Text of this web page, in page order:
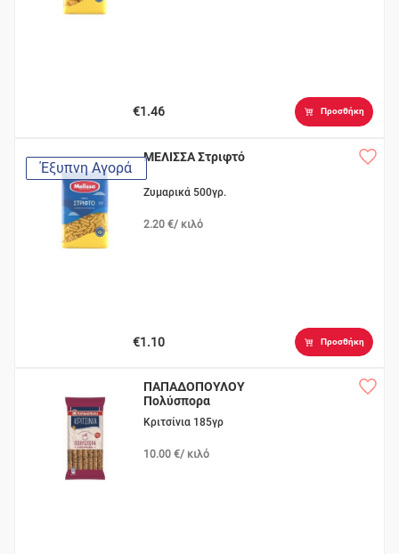
€1.46 Προσθήκη
Έξυπνη Αγορά
ΜΕΛΙΣΣΑ Στριφτό
Ζυμαρικά 500γρ.
2.20 €/ κιλό
€1.10 Προσθήκη
ΠΑΠΑΔΟΠΟΥΛΟΥ
Πολύσπορα
Κριτσίνια 185γρ
10.00 €/ κιλό